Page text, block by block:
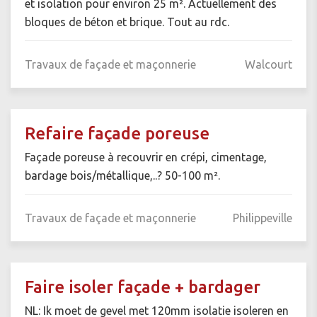
et isolation pour environ 25 m². Actuellement des
bloques de béton et brique. Tout au rdc.
Travaux de façade et maçonnerie Walcourt
Refaire façade poreuse
Façade poreuse à recouvrir en crépi, cimentage,
bardage bois/métallique,..? 50-100 m².
Travaux de façade et maçonnerie Philippeville
Faire isoler façade + bardager
NL: Ik moet de gevel met 120mm isolatie isoleren en